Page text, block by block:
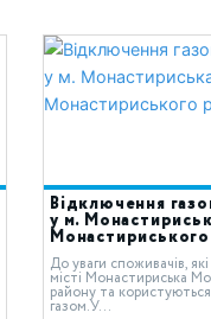
Відключення
у м.
До уваги споживачів,
місті Монастириська
району та
газом.У...